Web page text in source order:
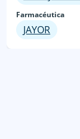
Farmacéutica
JAYOR